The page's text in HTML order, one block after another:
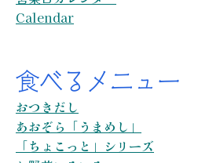
Calendar
食べるメニュー
おつきだし
あおぞら「うまめし」
「ちょこっと」シリーズ